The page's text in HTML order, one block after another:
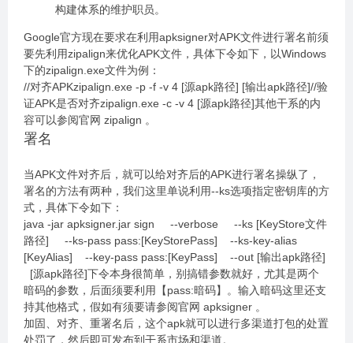
构建体系的维护职员。
Google官方现在要求在利用apksigner对APK文件进行署名前须
要先利用zipalign来优化APK文件，具体下令如下，以Windows
下的zipalign.exe文件为例：
//对齐APKzipalign.exe -p -f -v 4 [源apk路径] [输出apk路径]//验
证APK是否对齐zipalign.exe -c -v 4 [源apk路径]其他干系的内
容可以参阅官网 zipalign 。
署名
当APK文件对齐后，就可以给对齐后的APK进行署名操纵了，
署名的方法有两种，我们这里单说利用--ks选项指定密钥库的方
式，具体下令如下：
java -jar apksigner.jar sign --verbose --ks [KeyStore文件
路径] --ks-pass pass:[KeyStorePass] --ks-key-alias
[KeyAlias] --key-pass pass:[KeyPass] --out [输出apk路径]
[源apk路径]下令本身很简单，别搞错参数就好，尤其是两个
暗码的参数，后面须要利用【pass:暗码】。输入暗码这里还支
持其他格式，假如有须要请参阅官网 apksigner 。
加固、对齐、重署名后，这个apk就可以进行多渠道打包的处置
处罚了，然后即可发布到干系市场和渠道。